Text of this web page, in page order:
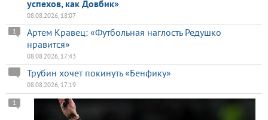
успехов, как Довбик»
08.08.2026, 18:07
Артем Кравец: «Футбольная наглость Редушко
нравится»
1
08.08.2026, 17:43
Трубин хочет покинуть «Бенфику»
08.08.2026, 17:19
1